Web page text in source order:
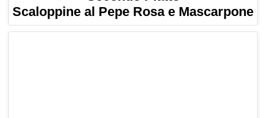
Scaloppine al Pepe Rosa e Mascarpone